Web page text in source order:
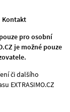
Kontakt
pro osobní
je možné pouze
či dalšího
EXTRASIMO.CZ